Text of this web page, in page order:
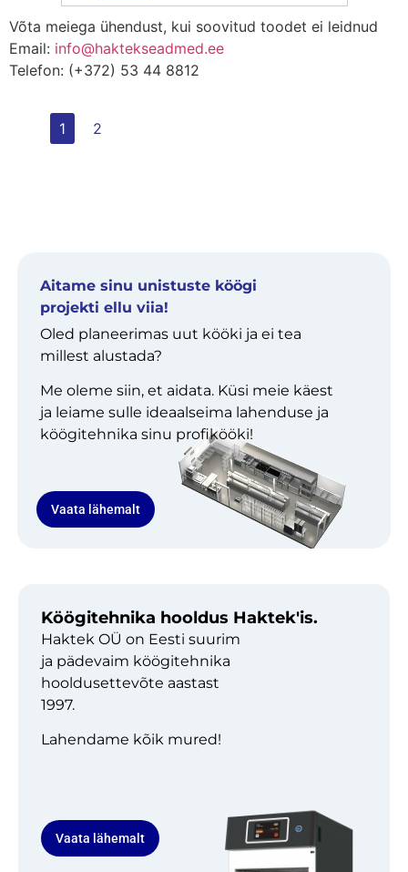
Võta meiega ühendust, kui soovitud toodet ei leidnud
Email: info@haktekseadmed.ee
Telefon: (+372) 53 44 8812
1 2
Aitame sinu unistuste köögi
projekti ellu viia!
Oled planeerimas uut kööki ja ei tea
millest alustada?
Me oleme siin, et aidata. Küsi meie käest
ja leiame sulle ideaalseima lahenduse ja
köögitehnika sinu profikööki!
Vaata lähemalt
Köögitehnika hooldus Haktek'is.
Haktek OÜ on Eesti suurim
ja pädevaim köögitehnika
hooldusettevõte aastast
1997.
Lahendame kõik mured!
Vaata lähemalt